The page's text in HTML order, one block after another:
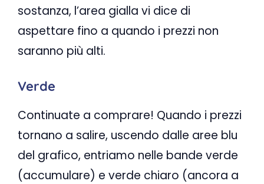
sostanza, l’area gialla vi dice di
aspettare fino a quando i prezzi non
saranno più alti.
Verde
Continuate a comprare! Quando i prezzi
tornano a salire, uscendo dalle aree blu
del grafico, entriamo nelle bande verde
(accumulare) e verde chiaro (ancora a